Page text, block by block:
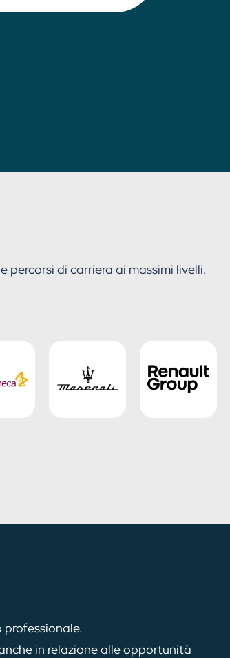
di carriera ai massimi livelli.
in relazione alle opportunità